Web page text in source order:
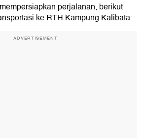
perjalanan, berikut
ke RTH Kampung Kalibata:
ADVERTISEMENT